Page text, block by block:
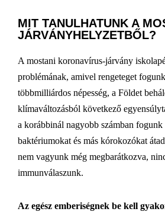
MIT TANULHATUNK A
JÁRVÁNYHELYZETBŐL?
A mostani koronavírus-járvány
problémának, amivel rengeteget
többmilliárdos népesség, a Földet
klímaváltozásból következő
a korábbinál nagyobb számban
baktériumokat és más kórokozókat
nem vagyunk még megbarátkozva,
immunválaszunk.
Az egész emberiségnek be kell